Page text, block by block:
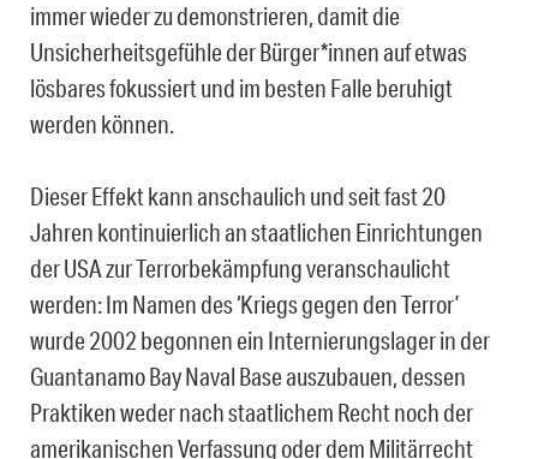
immer wieder zu demonstrieren, damit die
Unsicherheitsgefühle der Bürger*innen auf etwas
lösbares fokussiert und im besten Falle beruhigt
werden können.
Dieser Effekt kann anschaulich und seit fast 20
Jahren kontinuierlich an staatlichen Einrichtungen
der USA zur Terrorbekämpfung veranschaulicht
werden: Im Namen des ‘Kriegs gegen den Terror’
wurde 2002 begonnen ein Internierungslager in der
Guantanamo Bay Naval Base auszubauen, dessen
Praktiken weder nach staatlichem Recht noch der
amerikanischen Verfassung oder dem Militärrecht